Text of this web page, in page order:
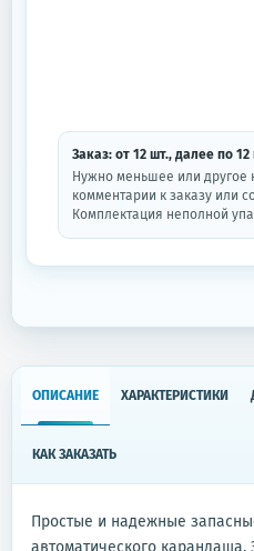
Заказ: от 12 шт., далее по 12
Нужно меньшее или другое
комментарии к заказу или
Комплектация неполной
ОПИСАНИЕ ХАРАКТЕРИСТИКИ
КАК ЗАКАЗАТЬ
Простые и надежные
автоматического